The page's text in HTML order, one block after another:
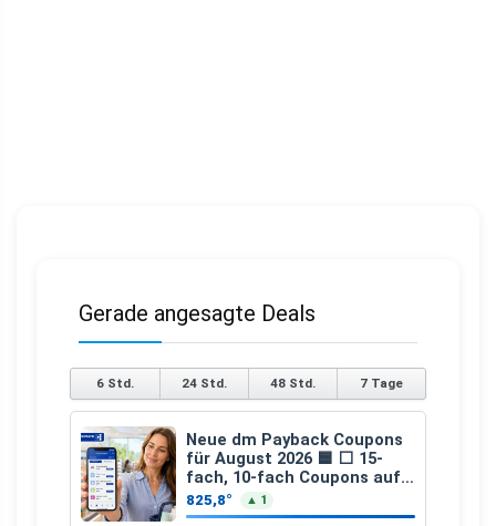
Gerade angesagte Deals
6 Std. 24 Std. 48 Std. 7 Tage
Neue dm Payback Coupons
für August 2026 🟦 ⬜ 15-
fach, 10-fach Coupons auf
den gesamten Einkauf ab 2
€
825,8° ▲ 1